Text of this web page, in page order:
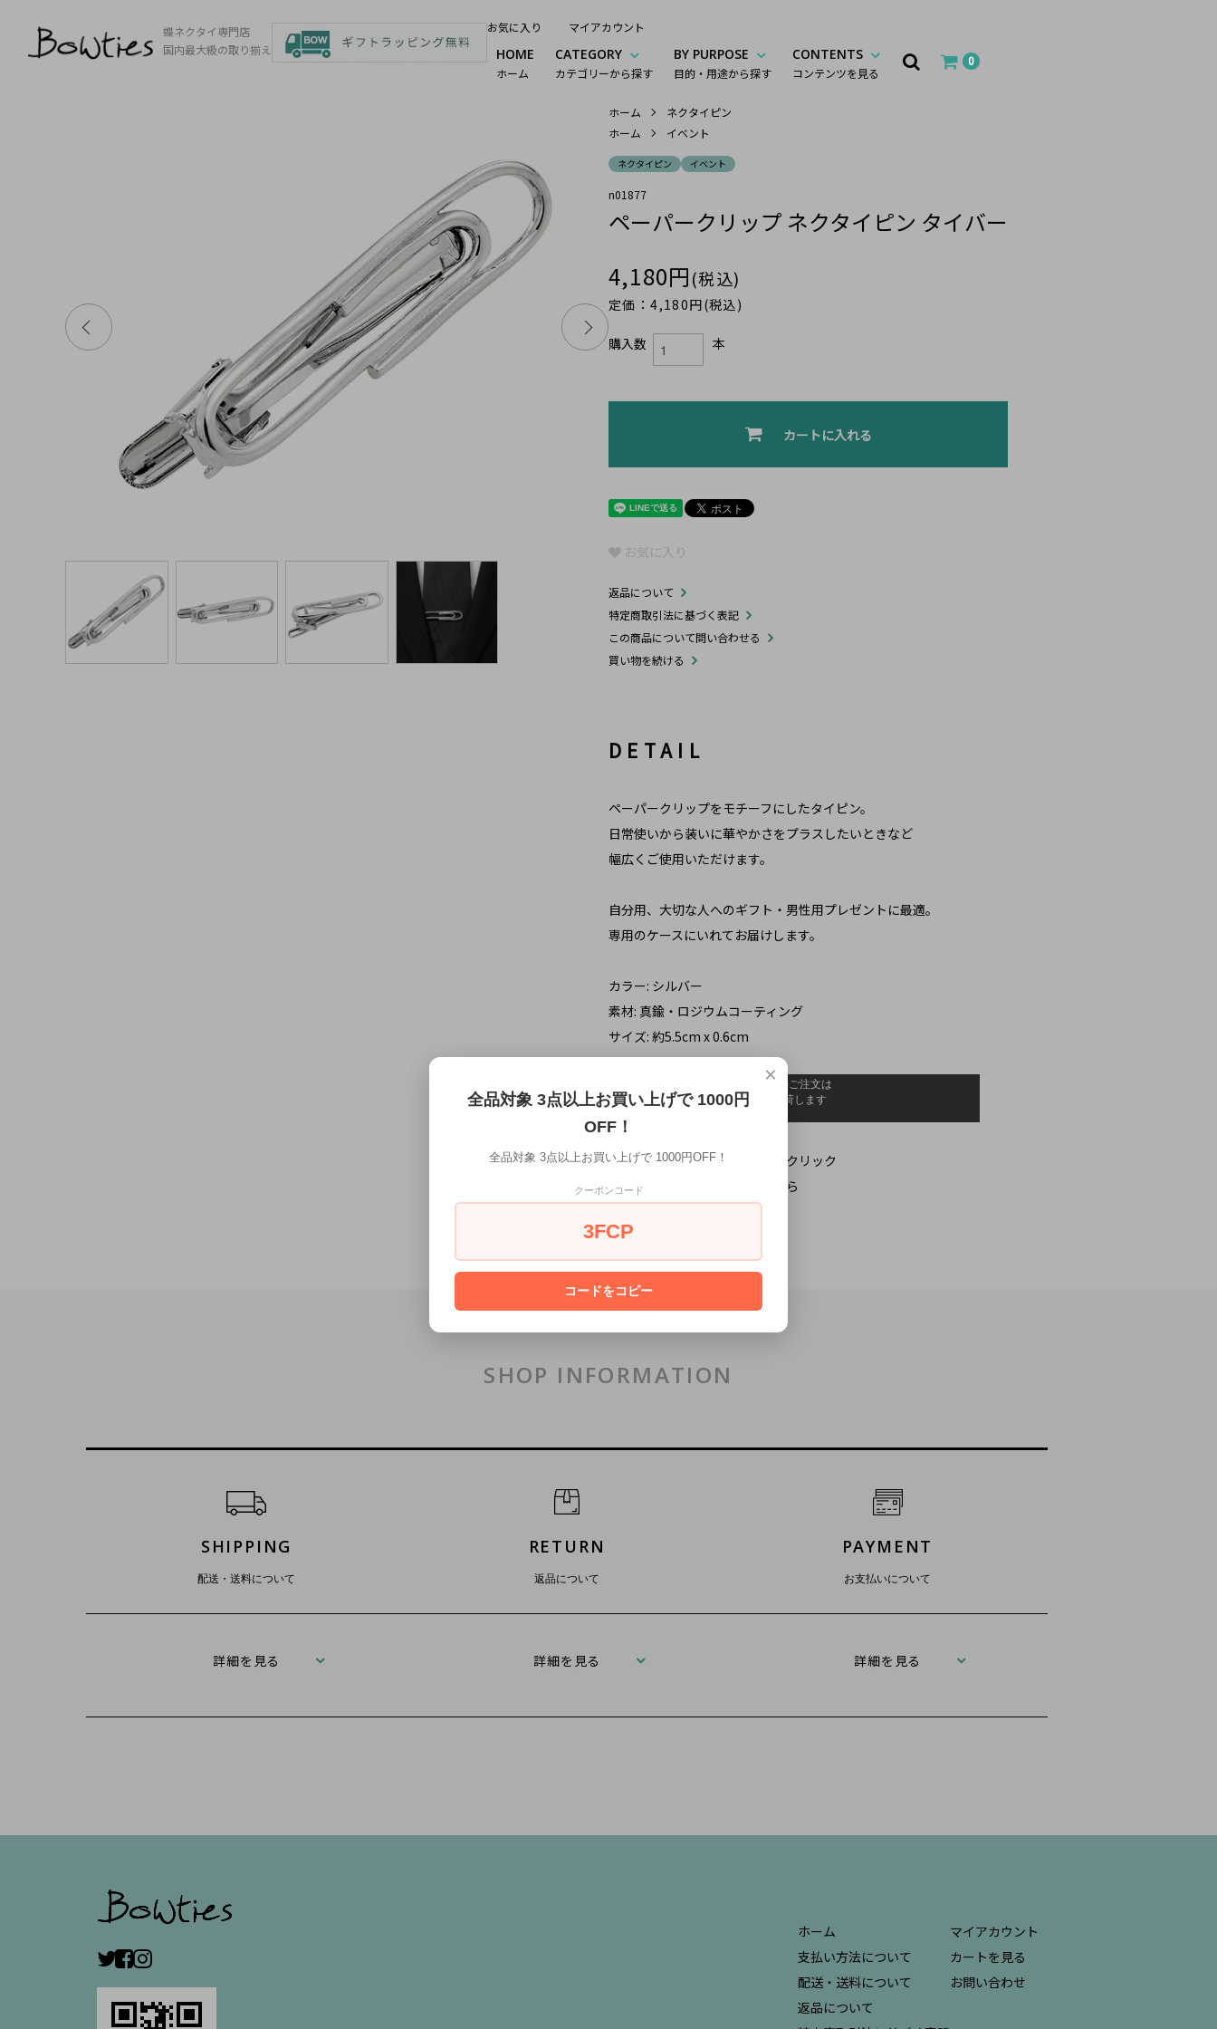
蝶ネクタイ専門店
国内最大級の取り揃え
HOME
ホーム
CATEGORY
カテゴリーから探す
BY PURPOSE
目的・用途から探す
CONTENTS
コンテンツを見る
0
お気に入り マイアカウント
ホーム
ネクタイピン
ホーム
イベント
ネクタイピン イベント
n01877
ペーパークリップ ネクタイピン タイバー
4,180円(税込)
定価：4,180円(税込)
購入数 本
カートに入れる
お気に入り
返品について
特定商取引法に基づく表記
この商品について問い合わせる
買い物を続ける
DETAIL
ペーパークリップをモチーフにしたタイピン。
日常使いから装いに華やかさをプラスしたいときなど
幅広くご使用いただけます。
自分用、大切な人へのギフト・男性用プレゼントに最適。
専用のケースにいれてお届けします。
カラー: シルバー
素材: 真鍮・ロジウムコーティング
サイズ: 約5.5cm x 0.6cm
お届け予定日の確認はこちらをクリック
ギフトラッピングの詳細はこちら
SHOP INFORMATION
SHIPPING
配送・送料について
詳細を見る
RETURN
返品について
詳細を見る
PAYMENT
お支払いについて
詳細を見る
ホーム
支払い方法について
配送・送料について
返品について
マイアカウント
カートを見る
お問い合わせ
×
全品対象 3点以上お買い上げで 1000円
OFF！
全品対象 3点以上お買い上げで 1000円OFF！
クーポンコード
3FCP
コードをコピー